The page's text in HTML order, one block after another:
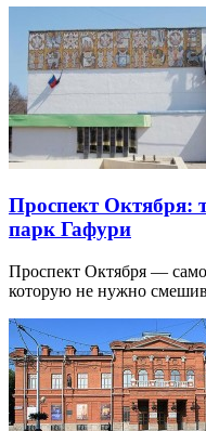
Проспект Октября:
парк Гафури
Проспект Октября —
которую не нужно